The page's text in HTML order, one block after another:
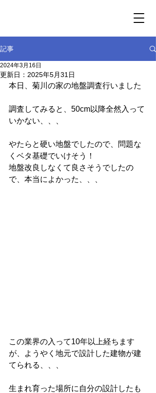
記事
2024年3月16日
更新日： 2025年5月31日
本日、菊川の家の地盤調査行いました
調査してみると、50cm以降全然入って
いかない、、、
やたらと硬い地盤でしたので、問題な
くベタ基礎でいけそう！
地盤改良しなくて良さそうでしたの
で、本当によかった、、、
この業界の入って10年以上経ちます
が、ようやく地元で設計した建物が建
てられる、、、
生まれ育った場所に自分の設計したも